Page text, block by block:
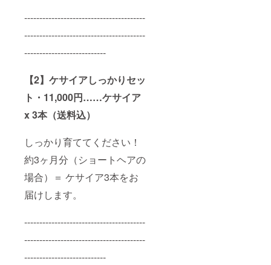
----------------------------------------
----------------------------------------
---------------------------
【2】ケサイアしっかりセッ
ト・11,000円……ケサイア
x 3本（送料込）
しっかり育ててください！
約3ヶ月分（ショートヘアの
場合）＝ ケサイア3本をお
届けします。
----------------------------------------
----------------------------------------
---------------------------